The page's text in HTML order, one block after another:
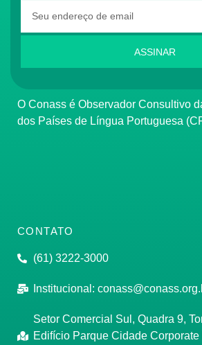
ASSINAR
O Conass é Observador Consultivo da Comunidade
dos Países de Língua Portuguesa
CONTATO
(61) 3222-3000
Institucional:
Setor Comercial Sul, Quadra 9,
Edifício Parque Cidade